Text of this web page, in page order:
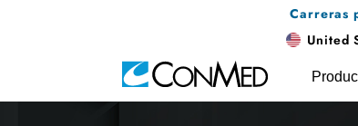
Carreras
United